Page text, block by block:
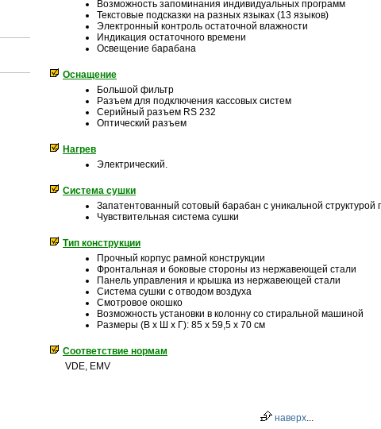
Возможность запоминания индивидуальных программ
Текстовые подсказки на разных языках (13 языков)
Электронный контроль остаточной влажности
Индикация остаточного времени
Освещение барабана
Оснащение
Большой фильтр
Разъем для подключения кассовых систем
Серийный разъем RS 232
Оптический разъем
Нагрев
Электрический.
Система сушки
Запатентованный сотовый барабан с уникальной структурой
Чувствительная система сушки
Тип конструкции
Прочный корпус рамной конструкции
Фронтальная и боковые стороны из нержавеющей стали
Панель управления и крышка из нержавеющей стали
Система сушки с отводом воздуха
Смотровое окошко
Возможность установки в колонну со стиральной машиной
Размеры (В x Ш x Г): 85 x 59,5 x 70 см
Соответствие нормам
VDE, EMV
наверх...